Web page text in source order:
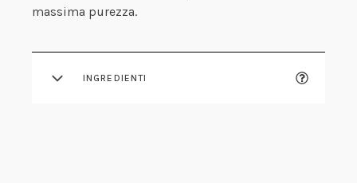
massima purezza.
INGREDIENTI